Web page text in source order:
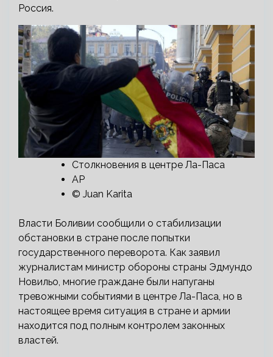
Россия.
Столкновения в центре Ла-Паса
AP
© Juan Karita
Власти Боливии сообщили о стабилизации
обстановки в стране после попытки
государственного переворота. Как заявил
журналистам министр обороны страны Эдмундо
Новильо, многие граждане были напуганы
тревожными событиями в центре Ла-Паса, но в
настоящее время ситуация в стране и армии
находится под полным контролем законных
властей.